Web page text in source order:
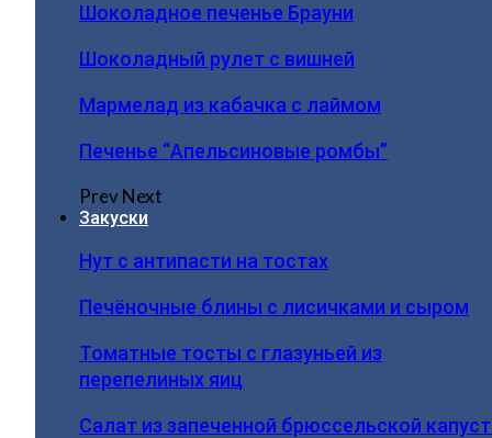
Шоколадное печенье Брауни
Шоколадный рулет с вишней
Мармелад из кабачка с лаймом
Печенье “Апельсиновые ромбы”
PrevNext
Закуски
Нут с антипасти на тостах
Печёночные блины с лисичками и сыром
Томатные тосты с глазуньей из
перепелиных яиц
Салат из запеченной брюссельской